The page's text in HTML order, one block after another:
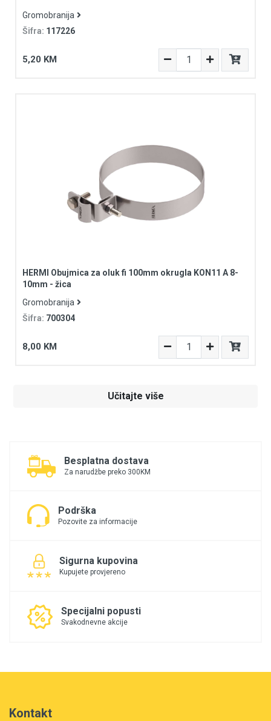
Gromobranija
Šifra: 117226
5,20 KM
HERMI Obujmica za oluk fi 100mm okrugla KON11 A 8-
10mm - žica
Gromobranija
Šifra: 700304
8,00 KM
Učitajte više
Besplatna dostava
Za narudžbe preko 300KM
Podrška
Pozovite za informacije
Sigurna kupovina
Kupujete provjereno
Specijalni popusti
Svakodnevne akcije
Kontakt